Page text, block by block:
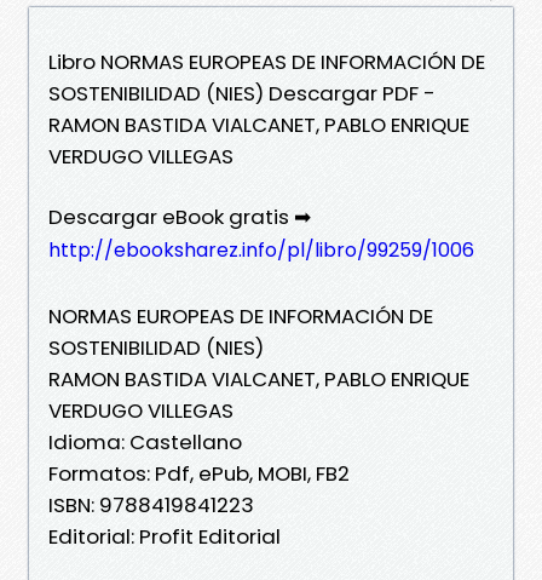
Libro NORMAS EUROPEAS DE INFORMACIÓN DE
SOSTENIBILIDAD (NIES) Descargar PDF -
RAMON BASTIDA VIALCANET, PABLO ENRIQUE
VERDUGO VILLEGAS
Descargar eBook gratis ➡
http://ebooksharez.info/pl/libro/99259/1006
NORMAS EUROPEAS DE INFORMACIÓN DE
SOSTENIBILIDAD (NIES)
RAMON BASTIDA VIALCANET, PABLO ENRIQUE
VERDUGO VILLEGAS
Idioma: Castellano
Formatos: Pdf, ePub, MOBI, FB2
ISBN: 9788419841223
Editorial: Profit Editorial